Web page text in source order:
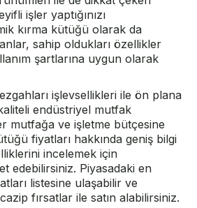
işler yaptığınızı
kırma kütüğü olarak da
sahip oldukları özellikler
şartlarına uygun olarak
işlevsellikleri ile ön plana
endüstriyel mutfak
mutfağa ve işletme bütçesine
fiyatları hakkında geniş bilgi
incelemek için
edebilirsiniz. Piyasadaki en
listesine ulaşabilir ve
fırsatlar ile satın alabilirsiniz.